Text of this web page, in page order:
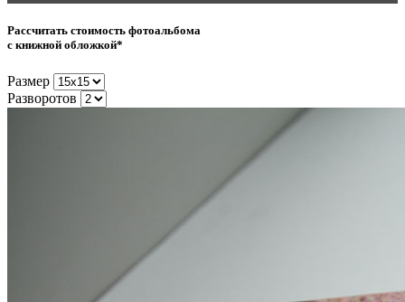
Рассчитать стоимость фотоальбома
с книжной обложкой*
Размер
Разворотов